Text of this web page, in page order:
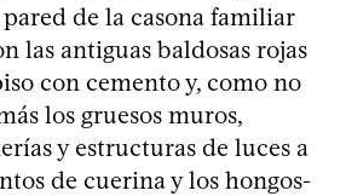
de la casona familiar
las antiguas baldosas rojas
con cemento y, como no
los gruesos muros,
y estructuras de luces a
de cuerina y los hongos-